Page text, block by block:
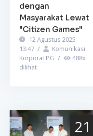
dengan
Masyarakat Lewat
"Citizen Games"
12 Agustus 2025
13:47 /
Komunikasi
Korporat PG / 488x
dilihat
21